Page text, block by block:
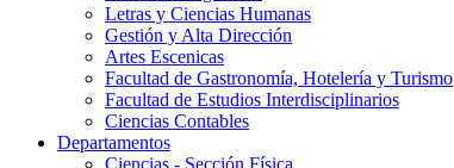
Letras y Ciencias Humanas
Gestión y Alta Dirección
Artes Escenicas
Facultad de Gastronomía, Hotelería y Turismo
Facultad de Estudios Interdisciplinarios
Ciencias Contables
Departamentos
Ciencias - Sección Física